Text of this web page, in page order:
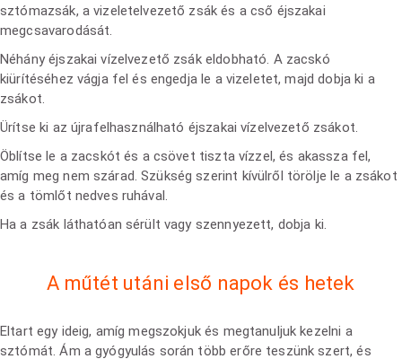
sztómazsák, a vizeletelvezető zsák és a cső éjszakai
megcsavarodását.
Néhány éjszakai vízelvezető zsák eldobható. A zacskó
kiürítéséhez vágja fel és engedja le a vizeletet, majd dobja ki a
zsákot.
Ürítse ki az újrafelhasználható éjszakai vízelvezető zsákot.
Öblítse le a zacskót és a csövet tiszta vízzel, és akassza fel,
amíg meg nem szárad. Szükség szerint kívülről törölje le a zsákot
és a tömlőt nedves ruhával.
Ha a zsák láthatóan sérült vagy szennyezett, dobja ki.
A műtét utáni első napok és hetek
Eltart egy ideig, amíg megszokjuk és megtanuljuk kezelni a
sztómát. Ám a gyógyulás során több erőre teszünk szert, és